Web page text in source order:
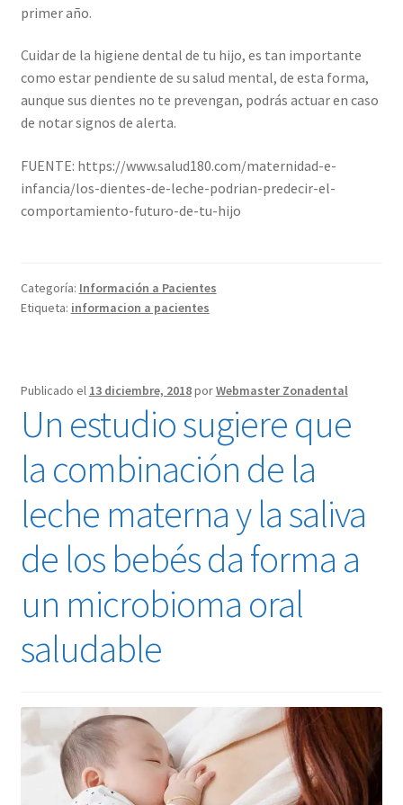
primer año.
Cuidar de la higiene dental de tu hijo, es tan importante
como estar pendiente de su salud mental, de esta forma,
aunque sus dientes no te prevengan, podrás actuar en caso
de notar signos de alerta.
FUENTE: https://www.salud180.com/maternidad-e-
infancia/los-dientes-de-leche-podrian-predecir-el-
comportamiento-futuro-de-tu-hijo
Categoría: Información a Pacientes
Etiqueta: informacion a pacientes
Publicado el 13 diciembre, 2018porWebmaster Zonadental
Un estudio sugiere que
la combinación de la
leche materna y la saliva
de los bebés da forma a
un microbioma oral
saludable